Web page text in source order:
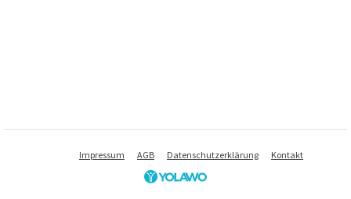
Impressum AGB Datenschutzerklärung Kontakt